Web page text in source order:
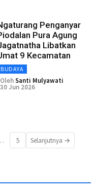
Penganyar
Pura Agung
Libatkan
9 Kecamatan
BUDAYA
OlehSanti Mulyawati
30 Jun 2026
5 Selanjutnya →